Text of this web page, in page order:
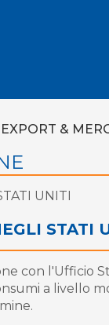
EXPORT &
STATI
con l'Ufficio
a livello